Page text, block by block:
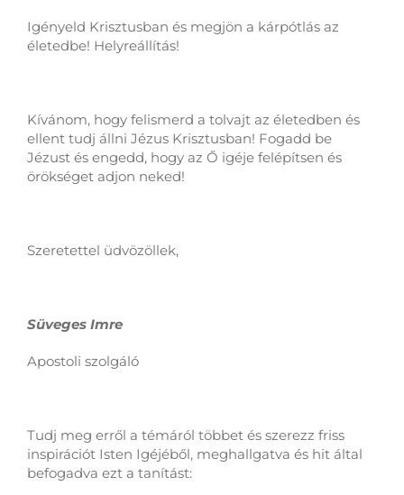
Igényeld Krisztusban és megjön a kárpótlás az
életedbe! Helyreállítás!
Kívánom, hogy felismerd a tolvajt az életedben és
ellent tudj állni Jézus Krisztusban! Fogadd be
Jézust és engedd, hogy az Ő igéje felépítsen és
örökséget adjon neked!
Szeretettel üdvözöllek,
Süveges Imre
Apostoli szolgáló
Tudj meg erről a témáról többet és szerezz friss
inspirációt Isten Igéjéből, meghallgatva és hit által
befogadva ezt a tanítást: